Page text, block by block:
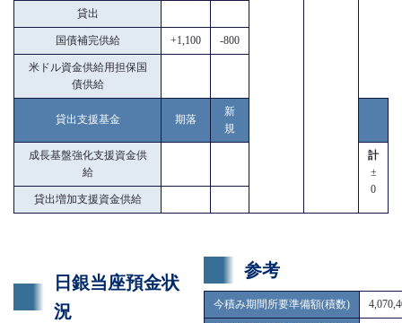
貸出
国債補完供給 +1,100 -800
米ドル資金供給用担保国
債供給
貸出支援基金 期落
新
規
成長基盤強化支援資金供
給
計
±
0
貸出増加支援資金供給
日銀当座預金状
況
参考
今積み期間所要準備額(積数)